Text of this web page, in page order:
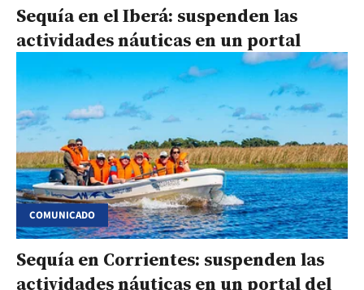
Sequía en el Iberá: suspenden las
actividades náuticas en un portal
COMUNICADO
Sequía en Corrientes: suspenden las
actividades náuticas en un portal del